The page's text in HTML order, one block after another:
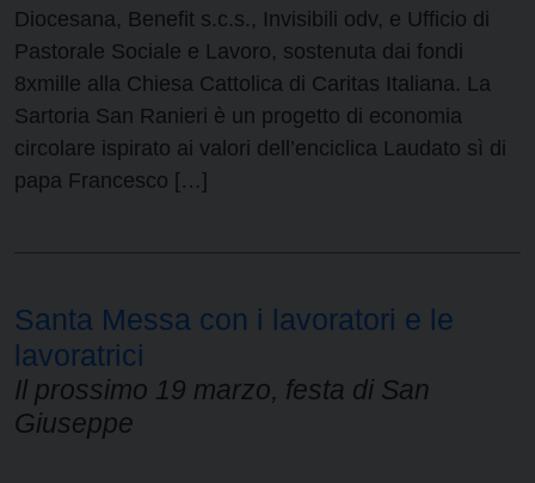
Diocesana, Benefit s.c.s., Invisibili odv, e Ufficio di
Pastorale Sociale e Lavoro, sostenuta dai fondi
8xmille alla Chiesa Cattolica di Caritas Italiana. La
Sartoria San Ranieri è un progetto di economia
circolare ispirato ai valori dell’enciclica Laudato sì di
papa Francesco […]
Santa Messa con i lavoratori e le
lavoratrici
Il prossimo 19 marzo, festa di San
Giuseppe